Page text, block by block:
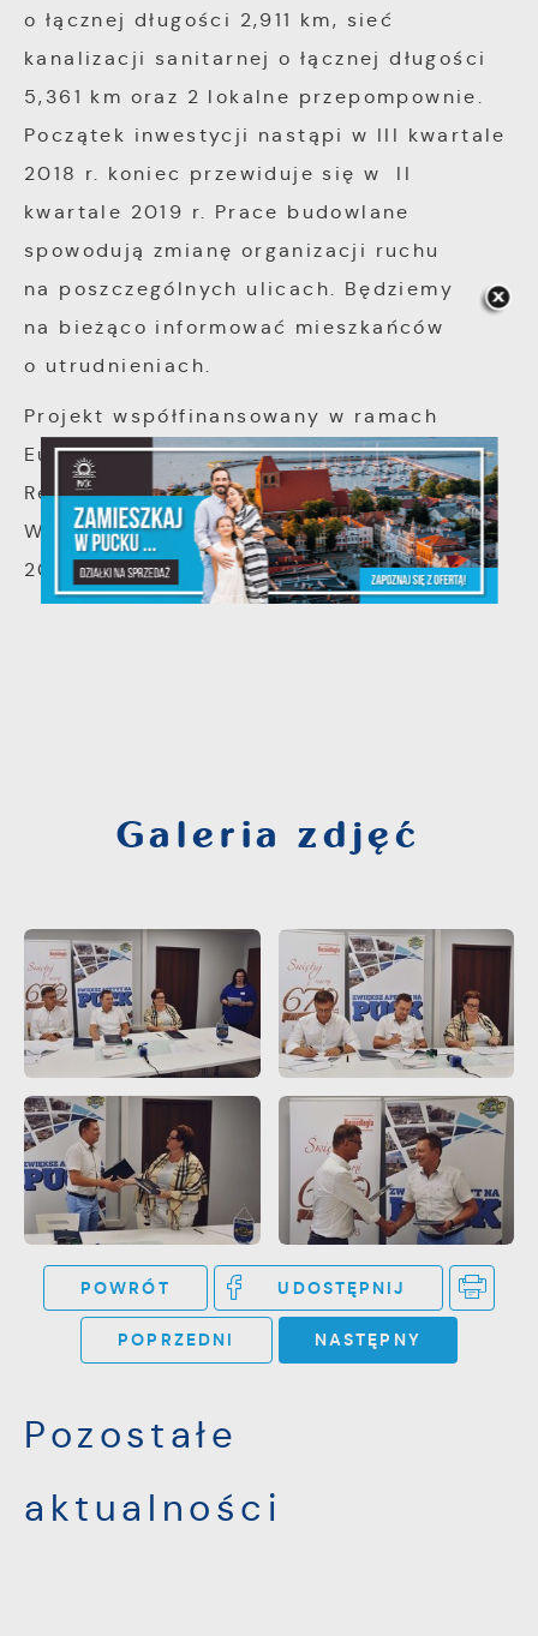
o łącznej długości 2,911 km, sieć
kanalizacji sanitarnej o łącznej długości
5,361 km oraz 2 lokalne przepompownie.
Początek inwestycji nastąpi w III kwartale
2018 r. koniec przewiduje się w II
kwartale 2019 r. Prace budowlane
spowodują zmianę organizacji ruchu
na poszczególnych ulicach. Będziemy
na bieżąco informować mieszkańców
o utrudnieniach.
Projekt współfinansowany w ramach
Europejskiego Funduszu Rozwoju
Regionalnego Programu Operacyjnego
Województwa Pomorskiego na lata 2014-
2020
Galeria zdjęć
POWRÓT UDOSTĘPNIJ
POPRZEDNI NASTĘPNY
Pozostałe
aktualności